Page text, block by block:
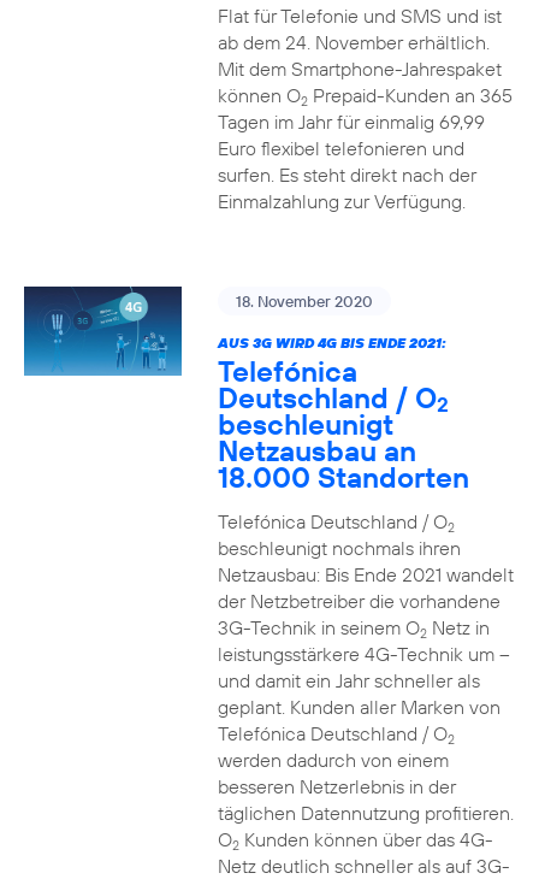
Flat für Telefonie und SMS und ist
ab dem 24. November erhältlich.
Mit dem Smartphone-Jahrespaket
können O2Prepaid-Kunden an 365
Tagen im Jahr für einmalig 69,99
Euro flexibel telefonieren und
surfen. Es steht direkt nach der
Einmalzahlung zur Verfügung.
18. November 2020
AUS 3G WIRD 4G BIS ENDE 2021:
Telefónica
Deutschland / O2
beschleunigt
Netzausbau an
18.000 Standorten
Telefónica Deutschland / O2
beschleunigt nochmals ihren
Netzausbau: Bis Ende 2021 wandelt
der Netzbetreiber die vorhandene
3G-Technik in seinem O2Netz in
leistungsstärkere 4G-Technik um –
und damit ein Jahr schneller als
geplant. Kunden aller Marken von
Telefónica Deutschland / O2
werden dadurch von einem
besseren Netzerlebnis in der
täglichen Datennutzung profitieren.
O2Kunden können über das 4G-
Netz deutlich schneller als auf 3G-